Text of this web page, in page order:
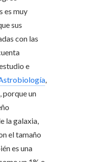
es muy
sus
con las
e
,
porque un
la galaxia,
el tamaño
es una